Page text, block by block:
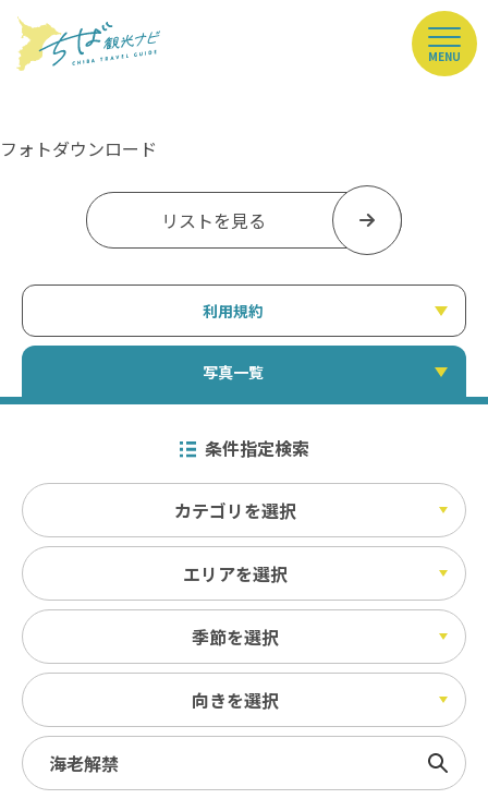
MENU
フォトダウンロード
リストを見る
利用規約
写真一覧
条件指定検索
カテゴリを選択
エリアを選択
季節を選択
向きを選択
検索